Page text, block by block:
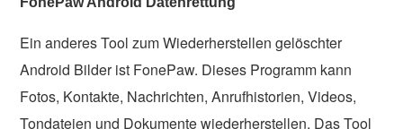
Ein anderes Tool zum Wiederherstellen gelöschter
Android Bilder ist FonePaw. Dieses Programm kann
Fotos, Kontakte, Nachrichten, Anrufhistorien, Videos,
Tondateien und Dokumente wiederherstellen. Das Tool